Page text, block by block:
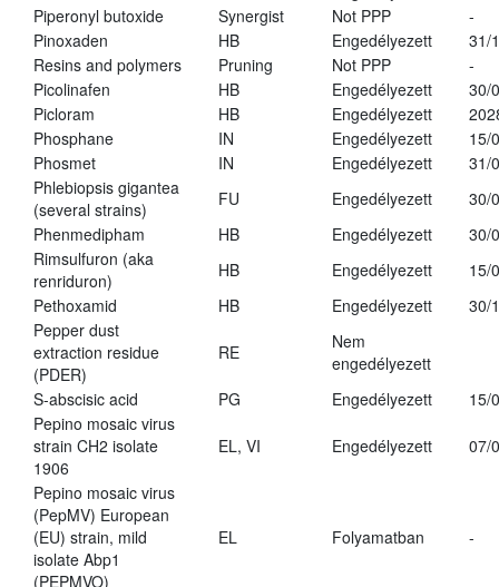
Piperonyl butoxide
Synergist Not PPP
-
Pinoxaden
HB Engedélyezett
31/
Resins and polymers
Pruning Not PPP
-
Picolinafen
HB Engedélyezett
30/
Picloram
HB Engedélyezett
Phosphane
IN Engedélyezett
15/
Phosmet
IN Engedélyezett
31/
Phlebiopsis gigantea
(several strains)
FU Engedélyezett
30/
Phenmedipham
HB Engedélyezett
30/
Rimsulfuron (aka
renriduron)
HB Engedélyezett
15/
Pethoxamid
HB Engedélyezett
30/
Pepper dust
extraction residue
(PDER)
RE
Nem
engedélyezett
S-abscisic acid
PG Engedélyezett
15/
Pepino mosaic virus
strain CH2 isolate
1906
EL, VI Engedélyezett 07/
Pepino mosaic virus
(PepMV) European
(EU) strain, mild
isolate Abp1
(PEPMVO)
EL Folyamatban -